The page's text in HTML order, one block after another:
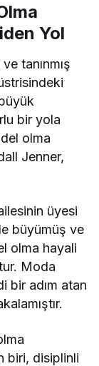
Yol
tanınmış
bir yola
olma
Jenner,
üyesi
büyümüş ve
olma hayali
Moda
bir adım atan
biri, disiplinli